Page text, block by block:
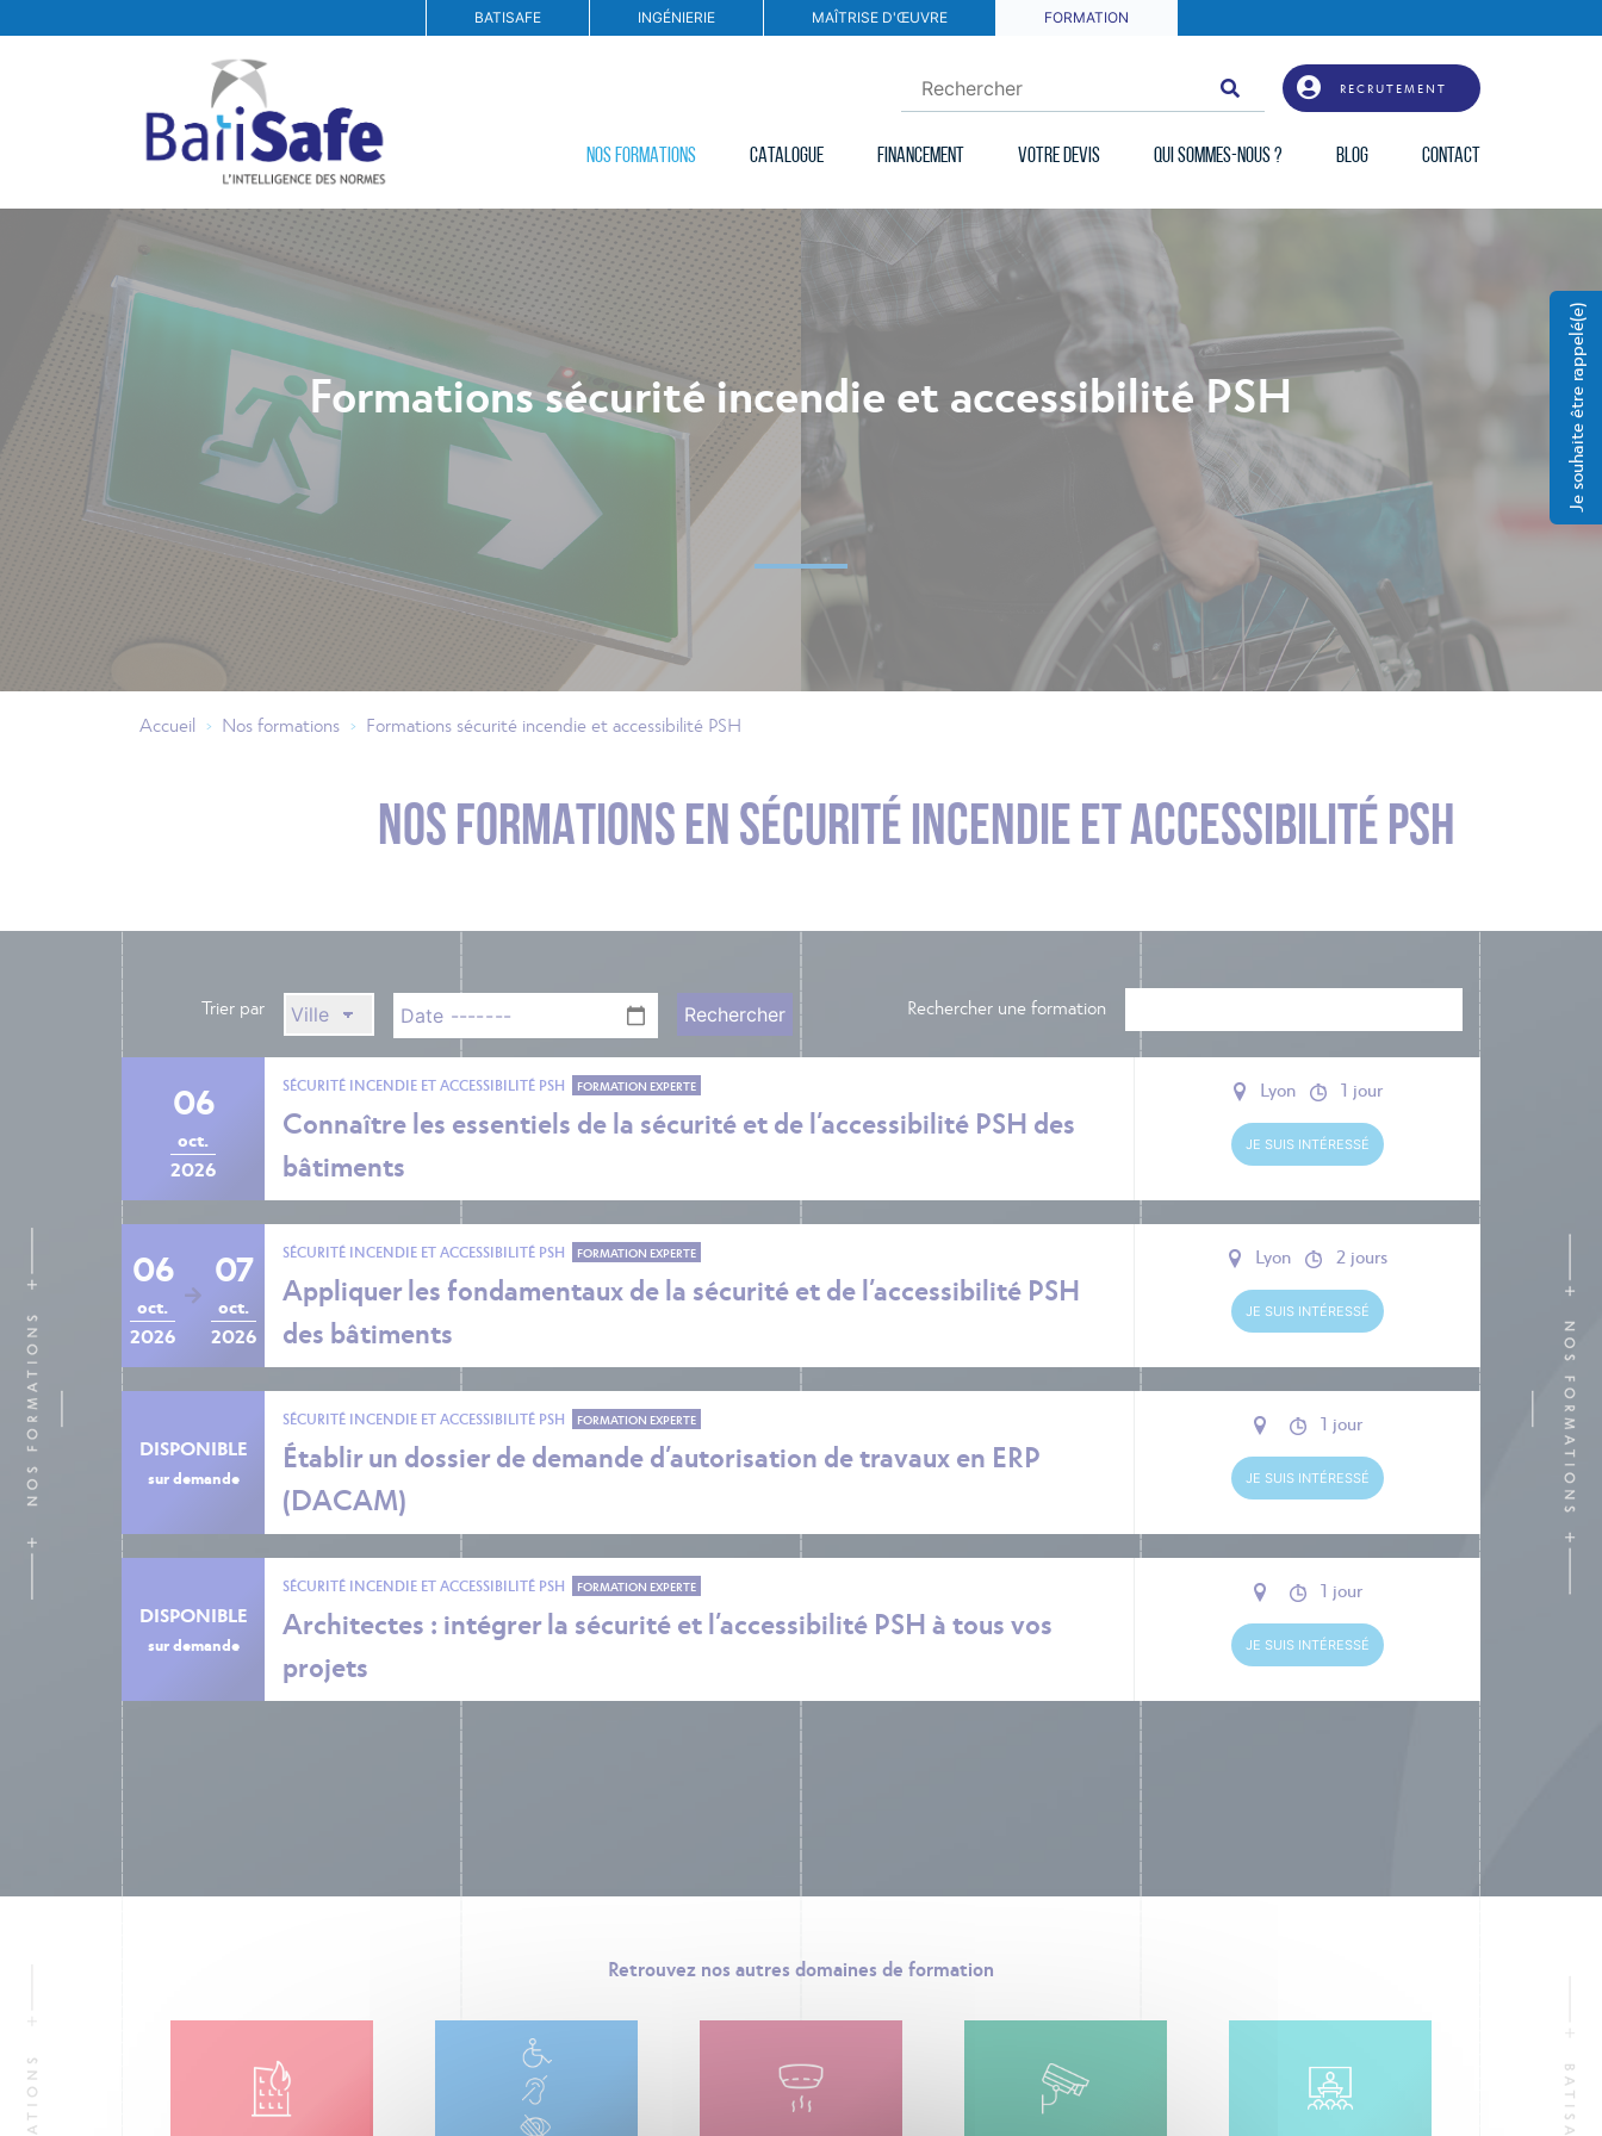
Je souhaite être rappelé(e)
BATISAFE INGÉNIERIE MAÎTRISE D'ŒUVRE FORMATION
RECRUTEMENT
NOS FORMATIONS CATALOGUE FINANCEMENT VOTRE DEVIS QUI SOMMES-NOUS ? BLOG CONTACT
Formations sécurité incendie et accessibilité PSH
Accueil > Nos formations > Formations sécurité incendie et accessibilité PSH
NOS FORMATIONS EN SÉCURITÉ INCENDIE ET ACCESSIBILITÉ PSH
Trier par Rechercher une formation
06
oct.
2026
SÉCURITÉ INCENDIE ET ACCESSIBILITÉ PSH FORMATION EXPERTE
Connaître les essentiels de la sécurité et de l’accessibilité PSH des
bâtiments
Lyon 1 jour
JE SUIS INTÉRESSÉ
06
oct.
2026
07
oct.
2026
SÉCURITÉ INCENDIE ET ACCESSIBILITÉ PSH FORMATION EXPERTE
Appliquer les fondamentaux de la sécurité et de l’accessibilité PSH
des bâtiments
Lyon 2 jours
JE SUIS INTÉRESSÉ
DISPONIBLE
sur demande
SÉCURITÉ INCENDIE ET ACCESSIBILITÉ PSH FORMATION EXPERTE
Établir un dossier de demande d’autorisation de travaux en ERP
(DACAM)
1 jour
JE SUIS INTÉRESSÉ
DISPONIBLE
sur demande
SÉCURITÉ INCENDIE ET ACCESSIBILITÉ PSH FORMATION EXPERTE
Architectes : intégrer la sécurité et l’accessibilité PSH à tous vos
projets
1 jour
JE SUIS INTÉRESSÉ
Retrouvez nos autres domaines de formation